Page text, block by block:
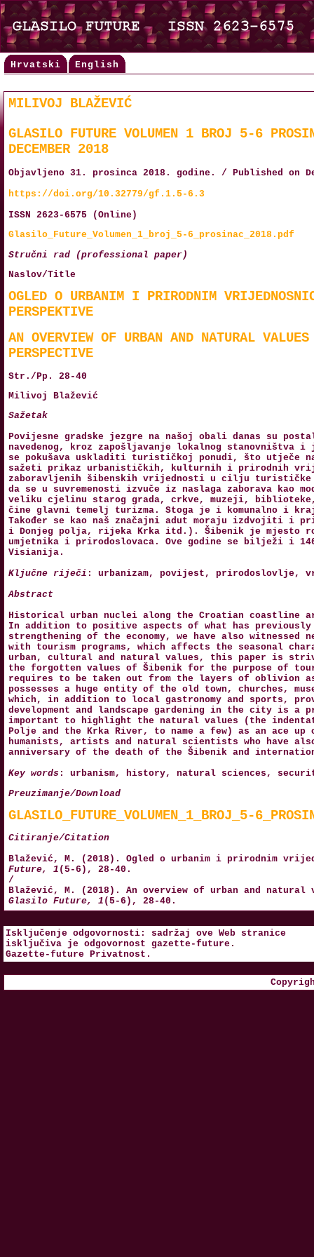
Hrvatski English
MILIVOJ BLAŽEVIĆ
GLASILO FUTURE VOLUMEN 1 BROJ 5-6
DECEMBER 2018
Objavljeno 31. prosinca 2018. godine. / Published on
https://doi.org/10.32779/gf.1.5-6.3
ISSN 2623-6575 (Online)
Glasilo_Future_Volumen_1_broj_5-6_prosinac_2018.pdf
Stručni rad (professional paper)
Naslov/Title
OGLED O URBANIM I PRIRODNIM
PERSPEKTIVE
AN OVERVIEW OF URBAN AND NATURAL
PERSPECTIVE
Str./Pp. 28-40
Milivoj Blažević
Sažetak
Povijesne gradske jezgre na našoj obali danas su
navedenog, kroz zapošljavanje lokalnog
se pokušava uskladiti turističkoj ponudi, što utječe
sažeti prikaz urbanističkih, kulturnih i prirodnih
zaboravljenih šibenskih vrijednosti u cilju turističke
da se u suvremenosti izvuče iz naslaga zaborava kao
veliku cjelinu starog grada, crkve, muzeji,
čine glavni temelj turizma. Stoga je i komunalno i
Također se kao naš značajni adut moraju izdvojiti i
i Donjeg polja, rijeka Krka itd.). Šibenik je mjesto
umjetnika i prirodoslovaca. Ove godine se bilježi i
Visianija.
Ključne riječi : urbanizam, povijest, prirodoslovlje,
Abstract
Historical urban nuclei along the Croatian coastline
In addition to positive aspects of what has previously
strengthening of the economy, we have also
with tourism programs, which affects the seasonal
urban, cultural and natural values, this paper is
the forgotten values of Šibenik for the purpose of
requires to be taken out from the layers of oblivion as
possesses a huge entity of the old town, churches,
which, in addition to local gastronomy and sports,
development and landscape gardening in the city is
important to highlight the natural values (the
Polje and the Krka River, to name a few) as an ace
humanists, artists and natural scientists who have
anniversary of the death of the Šibenik and
Key words : urbanism, history, natural sciences,
Preuzimanje/Download
GLASILO_FUTURE_VOLUMEN_1_BROJ_5-
Citiranje/Citation
Blažević, M. (2018). Ogled o urbanim i prirodnim
Future, 1 (5-6), 28-40.
/
Blažević, M. (2018). An overview of urban and
Glasilo Future, 1 (5-6), 28-40.
Isključenje odgovornosti: sadržaj ove Web stranice
isključiva je odgovornost gazette-future .
Gazette-future Privatnost .